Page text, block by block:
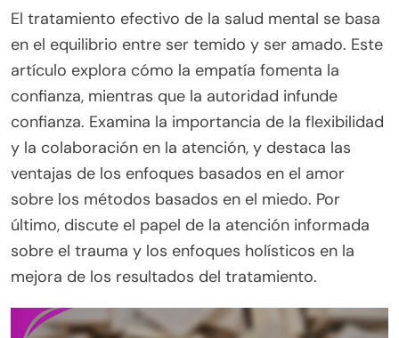
El tratamiento efectivo de la salud mental se basa
en el equilibrio entre ser temido y ser amado. Este
artículo explora cómo la empatía fomenta la
confianza, mientras que la autoridad infunde
confianza. Examina la importancia de la flexibilidad
y la colaboración en la atención, y destaca las
ventajas de los enfoques basados en el amor
sobre los métodos basados en el miedo. Por
último, discute el papel de la atención informada
sobre el trauma y los enfoques holísticos en la
mejora de los resultados del tratamiento.